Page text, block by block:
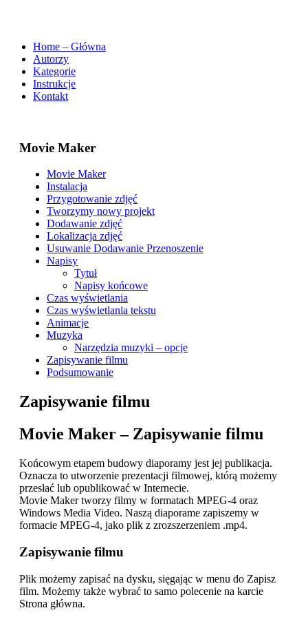
Home – Główna
Autorzy
Kategorie
Instrukcje
Kontakt
Movie Maker
Movie Maker
Instalacja
Przygotowanie zdjęć
Tworzymy nowy projekt
Dodawanie zdjęć
Lokalizacja zdjęć
Usuwanie Dodawanie Przenoszenie
Napisy
Tytuł
Napisy końcowe
Czas wyświetlania
Czas wyświetlania tekstu
Animacje
Muzyka
Narzędzia muzyki – opcje
Zapisywanie filmu
Podsumowanie
Zapisywanie filmu
Movie Maker – Zapisywanie filmu
Końcowym etapem budowy diaporamy jest jej publikacja.
Oznacza to utworzenie prezentacji filmowej, którą możemy
przesłać lub opublikować w Internecie.
Movie Maker tworzy filmy w formatach MPEG-4 oraz
Windows Media Video. Naszą diaporame zapiszemy w
formacie MPEG-4, jako plik z zrozszerzeniem .mp4.
Zapisywanie filmu
Plik możemy zapisać na dysku, sięgając w menu do Zapisz
film. Możemy także wybrać to samo polecenie na karcie
Strona główna.